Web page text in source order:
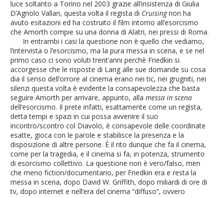
luce soltanto a Torino nel 2003 grazie all’insistenza di Giulia
D’Agnolo Vallan, questa volta il regista di Cruisingnon ha
avuto esitazioni ed ha costruito il film intorno all’esorcismo
che Amorth compie su una donna di Alatri, nei pressi di Roma.
In entrambi i casi la questione non è quello che vediamo,
l’intervista o l’esorcismo, ma la pura messa in scena, e se nel
primo caso ci sono voluti trent’anni perchè Friedkin si
accorgesse che le risposte di Lang alle sue domande su cosa
dia il senso dell’orrore al cinema erano nei tic, nei grugniti, nei
silenzi questa volta è evidente la consapevolezza che basta
seguire Amorth per arrivare, appunto, allamessa in scena
dell’esorcismo. Il prete infatti, esattamente come un regista,
detta tempi e spazi in cui possa avvenire il suo
incontro/scontro col Diavolo, è consapevole delle coordinate
esatte, gioca con le parole e stabilisce la presenza e la
disposizione di altre persone. È il rito dunque che fa il cinema,
come per la tragedia, e il cinema si fa, in potenza, strumento
di esorcismo collettivo. La questione non è vero/falso, men
che meno fiction/documentario, per Friedkin era e resta la
messa in scena, dopo David W. Griffith, dopo miliardi di ore di
tv, dopo internet e nell’era del cinema “diffuso”, ovvero